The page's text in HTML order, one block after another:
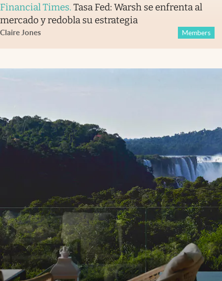
Financial Times. Tasa Fed: Warsh se enfrenta al
mercado y redobla su estrategia
Claire Jones Members